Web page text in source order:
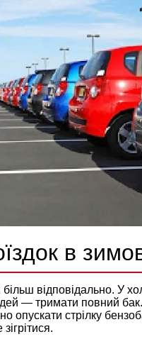
в
відповідально. У
— тримати повний бак.
опускати стрілку